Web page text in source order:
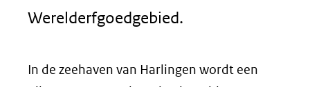
Werelderfgoedgebied.
In de zeehaven van Harlingen wordt een